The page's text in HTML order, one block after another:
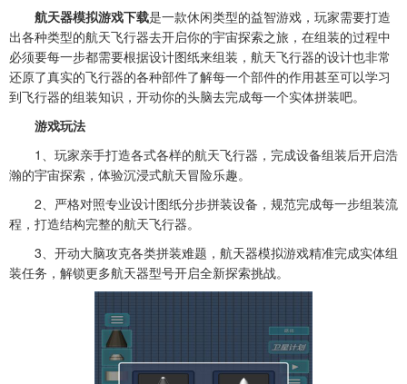
航天器模拟游戏下载是一款休闲类型的益智游戏，玩家需要打造
出各种类型的航天飞行器去开启你的宇宙探索之旅，在组装的过程中
必须要每一步都需要根据设计图纸来组装，航天飞行器的设计也非常
还原了真实的飞行器的各种部件了解每一个部件的作用甚至可以学习
到飞行器的组装知识，开动你的头脑去完成每一个实体拼装吧。
游戏玩法
1、玩家亲手打造各式各样的航天飞行器，完成设备组装后开启浩
瀚的宇宙探索，体验沉浸式航天冒险乐趣。
2、严格对照专业设计图纸分步拼装设备，规范完成每一步组装流
程，打造结构完整的航天飞行器。
3、开动大脑攻克各类拼装难题， 航天器模拟游戏精准完成实体组
装任务，解锁更多航天器型号开启全新探索挑战。